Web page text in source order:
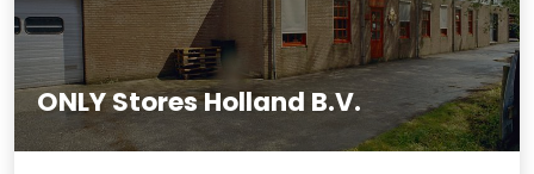
ONLY Stores Holland B.V.